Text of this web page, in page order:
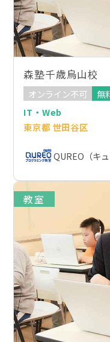
森塾千歳烏山校
オンライン不可
無
IT・Web
東京都 世田谷区
QUREO（キ
教室